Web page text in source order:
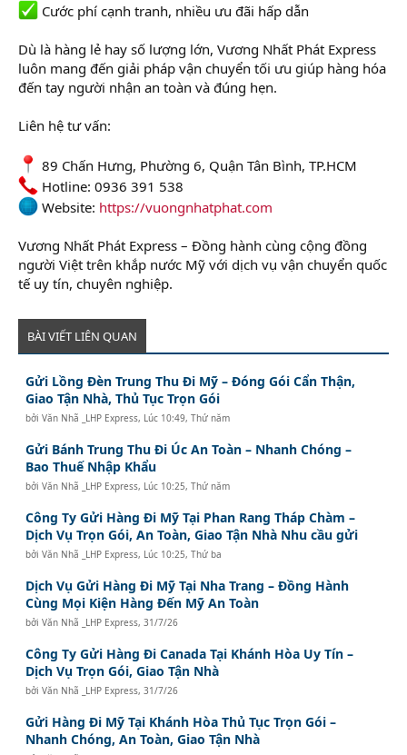
Cước phí cạnh tranh, nhiều ưu đãi hấp dẫn
Dù là hàng lẻ hay số lượng lớn, Vương Nhất Phát Express
luôn mang đến giải pháp vận chuyển tối ưu giúp hàng hóa
đến tay người nhận an toàn và đúng hẹn.
Liên hệ tư vấn:
89 Chấn Hưng, Phường 6, Quận Tân Bình, TP.HCM
Hotline: 0936 391 538
Website: https://vuongnhatphat.com
Vương Nhất Phát Express – Đồng hành cùng cộng đồng
người Việt trên khắp nước Mỹ với dịch vụ vận chuyển quốc
tế uy tín, chuyên nghiệp.
BÀI VIẾT LIÊN QUAN
Gửi Lồng Đèn Trung Thu Đi Mỹ – Đóng Gói Cẩn Thận,
Giao Tận Nhà, Thủ Tục Trọn Gói
bởiVăn Nhã _LHP Express, Lúc 10:49, Thứ năm
Gửi Bánh Trung Thu Đi Úc An Toàn – Nhanh Chóng –
Bao Thuế Nhập Khẩu
bởiVăn Nhã _LHP Express, Lúc 10:25, Thứ năm
Công Ty Gửi Hàng Đi Mỹ Tại Phan Rang Tháp Chàm –
Dịch Vụ Trọn Gói, An Toàn, Giao Tận Nhà Nhu cầu gửi
bởiVăn Nhã _LHP Express, Lúc 10:25, Thứ ba
Dịch Vụ Gửi Hàng Đi Mỹ Tại Nha Trang – Đồng Hành
Cùng Mọi Kiện Hàng Đến Mỹ An Toàn
bởiVăn Nhã _LHP Express,31/7/26
Công Ty Gửi Hàng Đi Canada Tại Khánh Hòa Uy Tín –
Dịch Vụ Trọn Gói, Giao Tận Nhà
bởiVăn Nhã _LHP Express,31/7/26
Gửi Hàng Đi Mỹ Tại Khánh Hòa Thủ Tục Trọn Gói –
Nhanh Chóng, An Toàn, Giao Tận Nhà